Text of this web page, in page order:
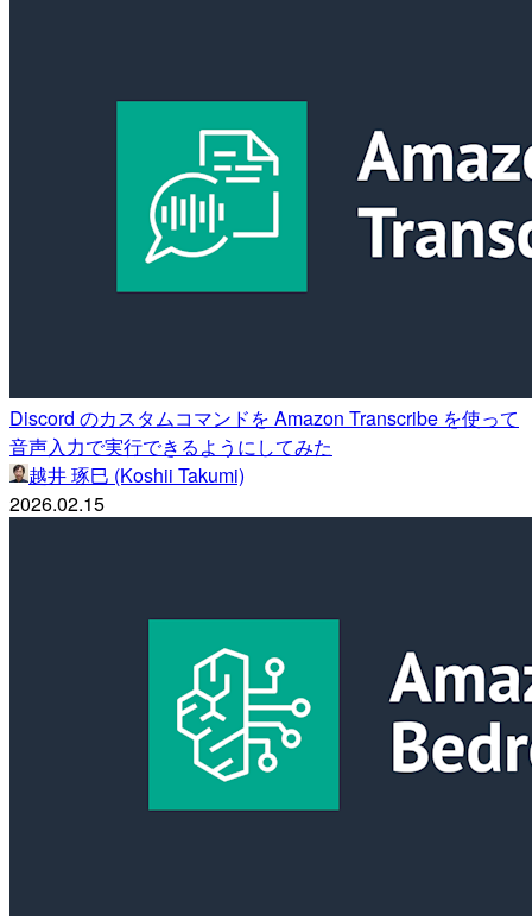
Discord のカスタムコマンドを Amazon Transcribe を使って
音声入力で実行できるようにしてみた
越井 琢巳 (Koshii Takumi)
2026.02.15